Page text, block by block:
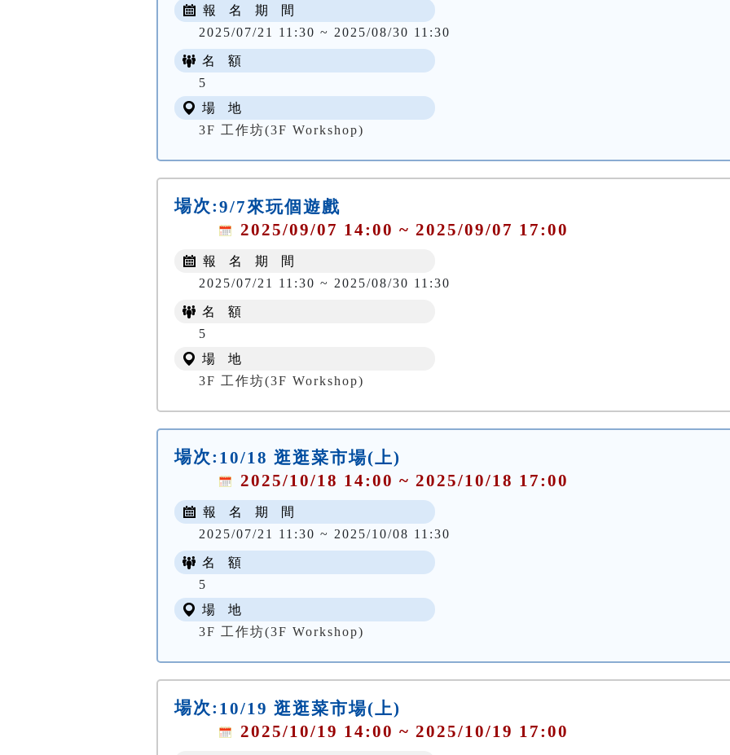
報 名 期 間
2025/07/21 11:30 ~ 2025/08/30 11:30
名 額
5
場 地
3F 工作坊(3F Workshop)
場次:9/7來玩個遊戲
2025/09/07 14:00 ~ 2025/09/07 17:00
報 名 期 間
2025/07/21 11:30 ~ 2025/08/30 11:30
名 額
5
場 地
3F 工作坊(3F Workshop)
場次: 10/18 逛逛菜市場(上)
2025/10/18 14:00 ~ 2025/10/18 17:00
報 名 期 間
2025/07/21 11:30 ~ 2025/10/08 11:30
名 額
5
場 地
3F 工作坊(3F Workshop)
場次: 10/19 逛逛菜市場(上)
2025/10/19 14:00 ~ 2025/10/19 17:00